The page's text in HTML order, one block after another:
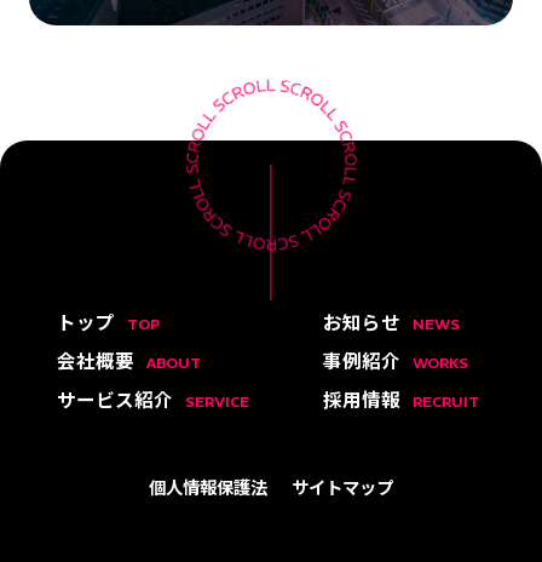
トップ TOP お知らせ NEWS
会社概要 ABOUT 事例紹介 WORKS
サービス紹介 SERVICE 採用情報 RECRUIT
個人情報保護法 サイトマップ